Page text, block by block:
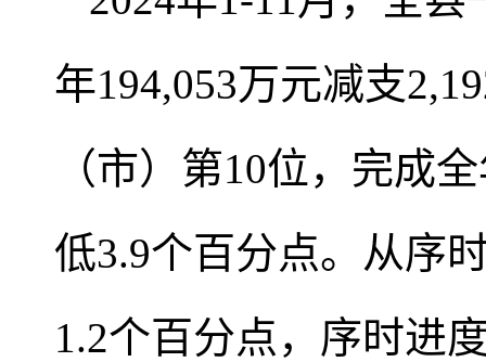
年194,053万元减支
（市）第10位，完成
低3.9个百分点。从序
1.2个百分点，序时进